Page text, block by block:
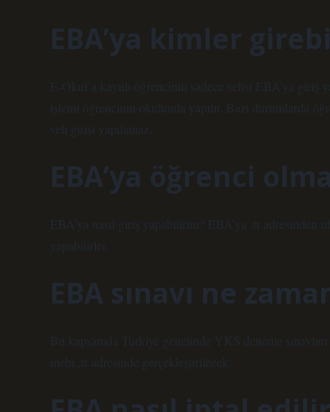
EBA’ya kimler
E-Okul’a kayıtlı öğrencinin sadece velisi EBA’ya
işlemi öğrencinin okulunda yapılır. Bazı durumlarda
veli girişi yapılamaz.
EBA’ya öğrenci
EBA’ya nasıl giriş yapabilirim? EBA’ya .tr adresinden
yapabilirler.
EBA sınavı ne
Bu kapsamda Türkiye genelinde YKS deneme
mebi..tr adresinde gerçekleştirilecek.